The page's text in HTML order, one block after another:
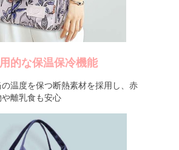
的な保温保冷機能
温度を保つ断熱素材を採用し、赤
離乳食も安心